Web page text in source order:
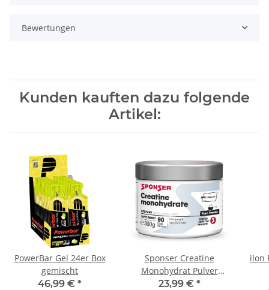
Bewertungen
Kunden kauften dazu folgende
Artikel:
PowerBar Gel 24er Box
gemischt
46,99 € *
Sponser Creatine
Monohydrat Pulver
Creapure 300g Dose
23,99 € *
ilon